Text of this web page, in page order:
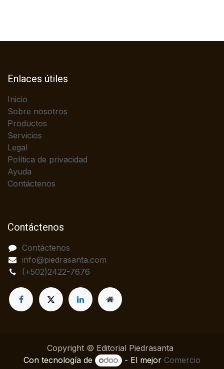
Enlaces útiles
Inicio
Sobre nosotros
Productos
Servicios
Legal
Política de privacidad
Ayuda
Contáctenos
Contáctenos
Contáctenos
info@piedrasanta.com
(+502)2422-7676
Copyright © Editorial Piedrasanta
Con tecnología de
- El mejorComercio